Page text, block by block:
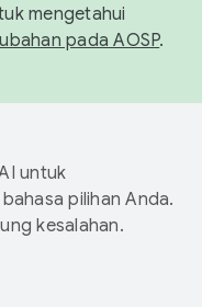
mengetahui
pada AOSP.
untuk
pilihan Anda.
kesalahan.